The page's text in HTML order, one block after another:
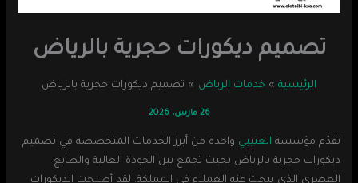
تصميم ديكورات حجرية بالرياض
الرئيسية خدمات الرياض تصميم ديكورات حجرية بالرياض
26 مارس، 2026
تقدّم مؤسسة العتيبي واحدة من أبرز الخدمات المتخصصة في تصميم
ديكورات حجرية بالرياض بحيث تجمع بين الجودة العالية والطابع
العصري الذي يبحث عنه العملاء في المملكة. لقد أصبحت الديكورات